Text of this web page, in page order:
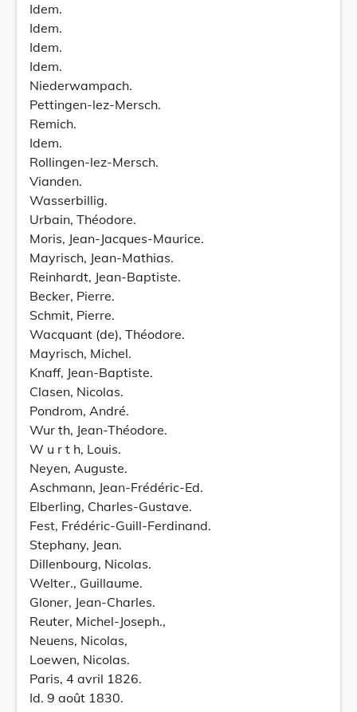
Idem.
Idem.
Idem.
Idem.
Niederwampach.
Pettingen-lez-Mersch.
Remich.
Idem.
Rollingen-lez-Mersch.
Vianden.
Wasserbillig.
Urbain, Théodore.
Moris, Jean-Jacques-Maurice.
Mayrisch, Jean-Mathias.
Reinhardt, Jean-Baptiste.
Becker, Pierre.
Schmit, Pierre.
Wacquant (de), Théodore.
Mayrisch, Michel.
Knaff, Jean-Baptiste.
Clasen, Nicolas.
Pondrom, André.
Wur th, Jean-Théodore.
W u r t h, Louis.
Neyen, Auguste.
Aschmann, Jean-Frédéric-Ed.
Elberling, Charles-Gustave.
Fest, Frédéric-Guill-Ferdinand.
Stephany, Jean.
Dillenbourg, Nicolas.
Welter., Guillaume.
Gloner, Jean-Charles.
Reuter, Michel-Joseph.,
Neuens, Nicolas,
Loewen, Nicolas.
Paris, 4 avril 1826.
Id. 9 août 1830.